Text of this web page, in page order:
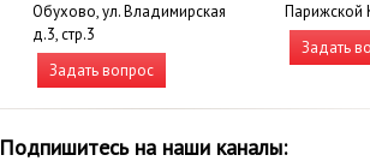
Обухово, ул. Владимирская
д.3, стр.3
Задать вопрос
Парижской
Задать
Подпишитесь на наши каналы: